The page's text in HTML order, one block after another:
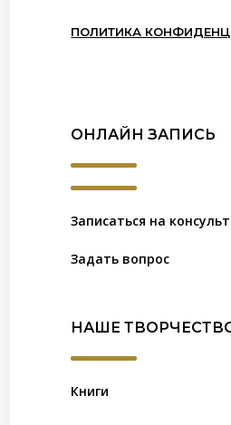
ПОЛИТИКА
ОНЛАЙН ЗАПИСЬ
Записаться на
Задать вопрос
НАШЕ
Книги